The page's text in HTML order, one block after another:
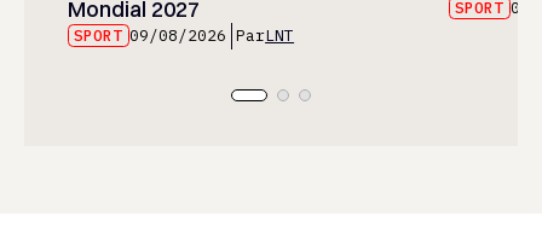
Mondial 2027
SPORT 09/08/2026 ParLNT
SPORT 09/